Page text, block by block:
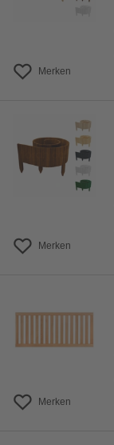
Merken
Merken
Merken